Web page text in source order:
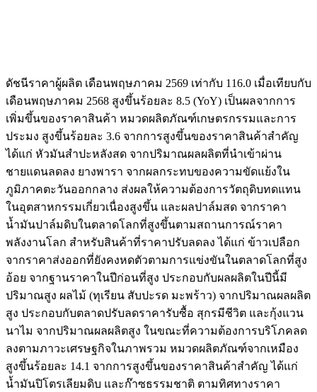
ดัชนีราคาผู้ผลิต เดือนพฤษภาคม 2569 เท่ากับ 116.0 เมื่อเทียบกับ
เดือนพฤษภาคม 2568 สูงขึ้นร้อยละ 8.5 (YoY) เป็นผลจากการ
เพิ่มขึ้นของราคาสินค้า หมวดผลิตภัณฑ์เกษตรกรรมและการ
ประมง สูงขึ้นร้อยละ 3.6 จากการสูงขึ้นของราคาสินค้าสำคัญ
ได้แก่ หัวมันสำปะหลังสด จากปริมาณผลผลิตที่นำเข้าผ่าน
ชายแดนลดลง ยางพารา จากผลกระทบของความขัดแย้งใน
ภูมิภาคตะวันออกกลาง ส่งผลให้ความต้องการวัตถุดิบทดแทน
ในอุตสาหกรรมเกี่ยวเนื่องสูงขึ้น และผลปาล์มสด จากราคา
น้ำมันปาล์มดิบในตลาดโลกที่สูงขึ้นตามสถานการณ์ราคา
พลังงานโลก สำหรับสินค้าที่ราคาปรับลดลง ได้แก่ ข้าวเปลือก
จากราคาส่งออกที่ยังคงหดตัวตามการแข่งขันในตลาดโลกที่สูง
อ้อย จากฐานราคาในปีก่อนที่สูง ประกอบกับผลผลิตในปีนี้มี
ปริมาณสูง ผลไม้ (ทุเรียน สับปะรด มะพร้าว) จากปริมาณผลผลิต
สูง ประกอบกับตลาดปรับลดราคารับซื้อ สุกรมีชีวิต และกุ้งแวน
นาไม จากปริมาณผลผลิตสูง ในขณะที่ความต้องการบริโภคลด
ลงตามภาวะเศรษฐกิจในภาพรวม หมวดผลิตภัณฑ์จากเหมือง
สูงขึ้นร้อยละ 14.1 จากการสูงขึ้นของราคาสินค้าสำคัญ ได้แก่
น้ำมันปิโตรเลียมดิบ และก๊าซธรรมชาติ ตามทิศทางราคา